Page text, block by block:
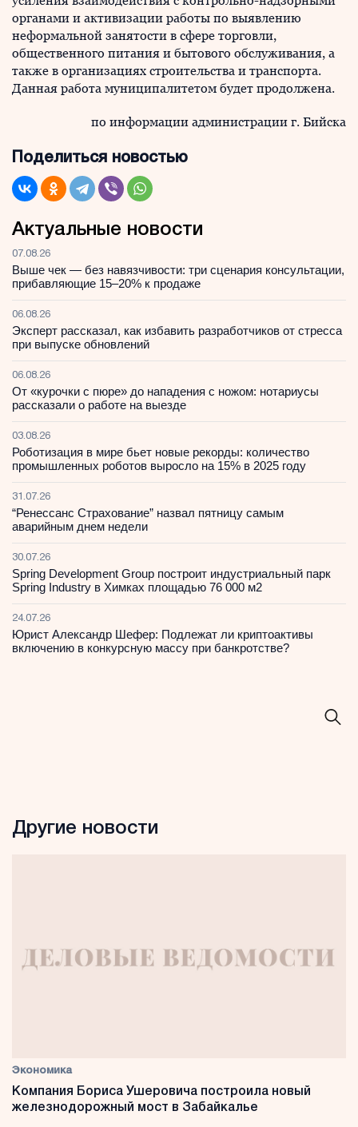
органами и активизации работы по выявлению
неформальной занятости в сфере торговли,
общественного питания и бытового обслуживания, а
также в организациях строительства и транспорта.
Данная работа муниципалитетом будет продолжена.
по информации администрации г. Бийска
Поделиться новостью
Актуальные новости
07.08.26
Выше чек — без навязчивости: три сценария консультации,
прибавляющие 15–20% к продаже
06.08.26
Эксперт рассказал, как избавить разработчиков от стресса
при выпуске обновлений
06.08.26
От «курочки с пюре» до нападения с ножом: нотариусы
рассказали о работе на выезде
03.08.26
Роботизация в мире бьет новые рекорды: количество
промышленных роботов выросло на 15% в 2025 году
31.07.26
“Ренессанс Страхование” назвал пятницу самым
аварийным днем недели
30.07.26
Spring Development Group построит индустриальный парк
Spring Industry в Химках площадью 76 000 м2
24.07.26
Юрист Александр Шефер: Подлежат ли криптоактивы
включению в конкурсную массу при банкротстве?
Другие новости
Экономика
Компания Бориса Ушеровича построила новый
железнодорожный мост в Забайкалье